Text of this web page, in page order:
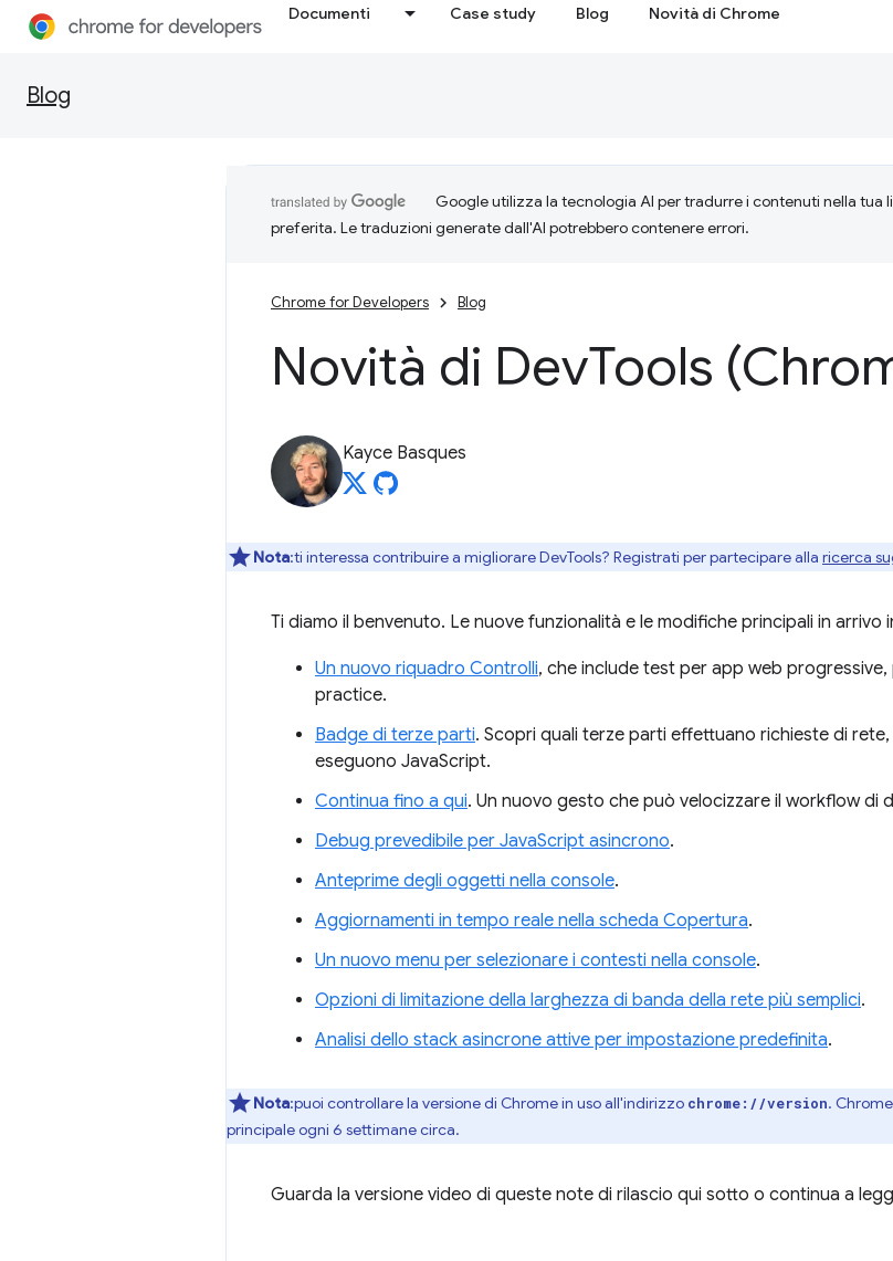
Documenti Case study Blog Novità di Chrome
Blog
Google utilizza la tecnologia AI per tradurre i contenuti nella tua
preferita. Le traduzioni generate dall'AI potrebbero contenere errori.
Chrome for Developers Blog
Novità di DevTools
Kayce Basques
Nota:ti interessa contribuire a migliorare DevTools? Registrati per partecipare alla ricerca
Ti diamo il benvenuto. Le nuove funzionalità e le modifiche principali in arrivo
Un nuovo riquadro Controlli, che include test per app web
practice.
Badge di terze parti. Scopri quali terze parti effettuano richieste di
eseguono JavaScript.
Continua fino a qui. Un nuovo gesto che può velocizzare il workflow di
Debug prevedibile per JavaScript asincrono.
Anteprime degli oggetti nella console.
Aggiornamenti in tempo reale nella scheda Copertura.
Un nuovo menu per selezionare i contesti nella console.
Opzioni di limitazione della larghezza di banda della rete più semplici.
Analisi dello stack asincrone attive per impostazione predefinita.
Nota:puoi controllare la versione di Chrome in uso all'indirizzo chrome://version.
principale ogni 6 settimane circa.
Guarda la versione video di queste note di rilascio qui sotto o continua a